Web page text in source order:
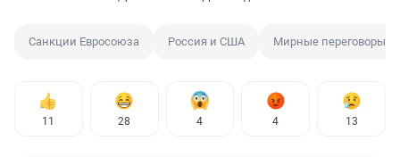
Санкции Евросоюза Россия и США Мирные переговоры
11 28 4 4 13